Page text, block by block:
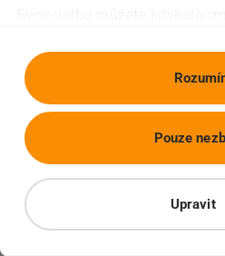
Upravit
Pouze